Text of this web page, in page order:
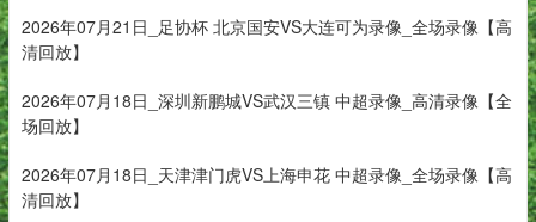
2026年07月21日_足协杯 北京国安VS大连可为录像_全场录像【高
清回放】
2026年07月18日_深圳新鹏城VS武汉三镇 中超录像_高清录像【全
场回放】
2026年07月18日_天津津门虎VS上海申花 中超录像_全场录像【高
清回放】